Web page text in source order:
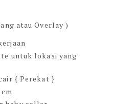
atau Overlay )
untuk lokasi yang
{ Perekat }